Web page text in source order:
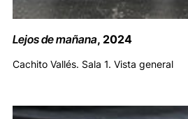
Lejos de mañana, 2024
Cachito Vallés. Sala 1. Vista general